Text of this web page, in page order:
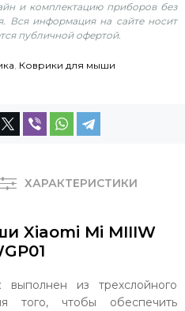
и комплектацию приборов без
Вся информация на сайте носит
публичной офертой.
, Коврики для мыши
ХАРАКТЕРИСТИКИ
Xiaomi Mi MIIIW
из трехслойного
того, чтобы обеспечить